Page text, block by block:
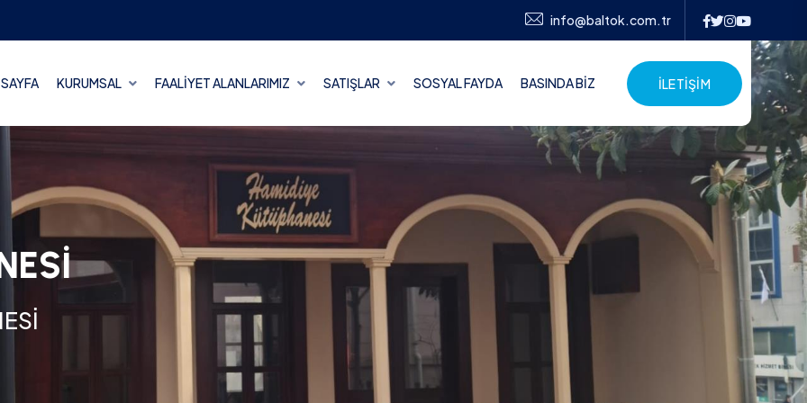
info@baltok.com.tr
KURUMSAL FAALİYET ALANLARIMIZ SATIŞLAR SOSYAL FAYDA BASINDA BİZ İLETİŞİM
HİZMET